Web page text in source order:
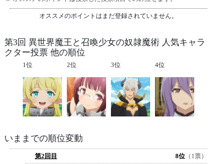
オススメのポイントはまだ登録されていません。
第3回 異世界魔王と召喚少女の奴隷魔術 人気キャラ
クター投票 他の順位
1位 2位 3位 4位
いままでの順位変動
第2回目 8位 （1票）